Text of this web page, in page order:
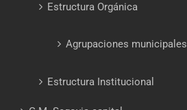
Estructura Orgánica
Agrupaciones municipales
Estructura Institucional